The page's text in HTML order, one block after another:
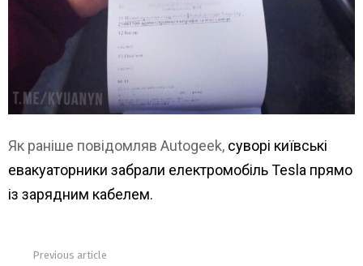
Як раніше повідомляв Autogeek, суворі київські
евакуаторники забрали електромобіль Tesla прямо
із зарядним кабелем.
Previous article